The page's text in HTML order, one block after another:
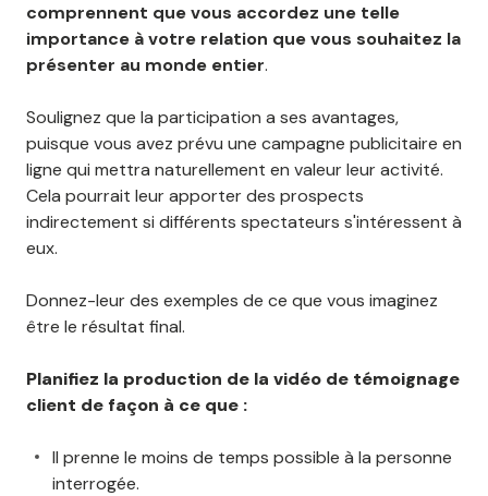
comprennent que vous accordez une telle
importance à votre relation que vous souhaitez la
présenter au monde entier.
Soulignez que la participation a ses avantages,
puisque vous avez prévu une campagne publicitaire en
ligne qui mettra naturellement en valeur leur activité.
Cela pourrait leur apporter des prospects
indirectement si différents spectateurs s'intéressent à
eux.
Donnez-leur des exemples de ce que vous imaginez
être le résultat final.
Planifiez la production de la vidéo de témoignage
client de façon à ce que :
Il prenne le moins de temps possible à la personne
interrogée.